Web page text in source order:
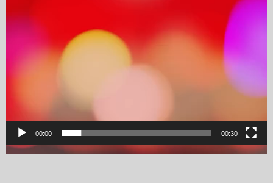
00:00 00:30